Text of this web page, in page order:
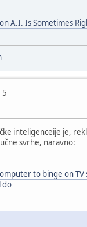
A.I. Is Sometimes
5
inteligenceije je,
svrhe, naravno:
to binge on TV
do